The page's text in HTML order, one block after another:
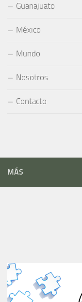
Guanajuato
México
Mundo
Nosotros
Contacto
MÁS